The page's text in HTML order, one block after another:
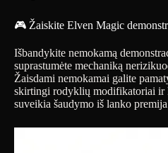
🎮 Žaiskite Elven Magic
Išbandykite nemokamą
suprastumėte mechaniką
Žaisdami nemokamai galite
skirtingi rodyklių modifikatoriai ir
suveikia šaudymo iš lanko